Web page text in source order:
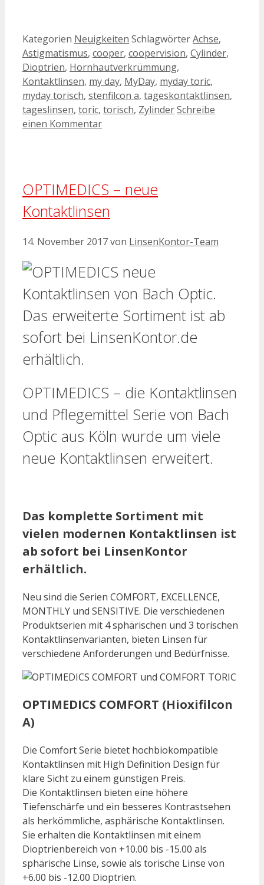
Kategorien Neuigkeiten SchlagwörterAchse,
Astigmatismus, cooper, coopervision, Cylinder,
Dioptrien, Hornhautverkrümmung,
Kontaktlinsen, my day, MyDay, myday toric,
myday torisch, stenfilcon a, tageskontaktlinsen,
tageslinsen, toric, torisch, ZylinderSchreibe
einen Kommentar
OPTIMEDICS – neue
Kontaktlinsen
14. November 2017von LinsenKontor-Team
OPTIMEDICS – die Kontaktlinsen
und Pflegemittel Serie von Bach
Optic aus Köln wurde um viele
neue Kontaktlinsen erweitert.
Das komplette Sortiment mit
vielen modernen Kontaktlinsen ist
ab sofort bei LinsenKontor
erhältlich.
Neu sind die Serien COMFORT, EXCELLENCE,
MONTHLY und SENSITIVE. Die verschiedenen
Produktserien mit 4 sphärischen und 3 torischen
Kontaktlinsenvarianten, bieten Linsen für
verschiedene Anforderungen und Bedürfnisse.
OPTIMEDICS COMFORT (Hioxifilcon
A)
Die Comfort Serie bietet hochbiokompatible
Kontaktlinsen mit High Definition Design für
klare Sicht zu einem günstigen Preis.
Die Kontaktlinsen bieten eine höhere
Tiefenschärfe und ein besseres Kontrastsehen
als herkömmliche, asphärische Kontaktlinsen.
Sie erhalten die Kontaktlinsen mit einem
Dioptrienbereich von +10.00 bis -15.00 als
sphärische Linse, sowie als torische Linse von
+6.00 bis -12.00 Dioptrien.